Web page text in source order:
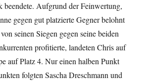
beendete. Aufgrund der Feinwertung,
gegen gut platzierte Gegner belohnt
seinen Siegen gegen seine beiden
profitierte, landeten Chris auf
auf Platz 4. Nur einen halben Punkt
folgten Sascha Dreschmann und